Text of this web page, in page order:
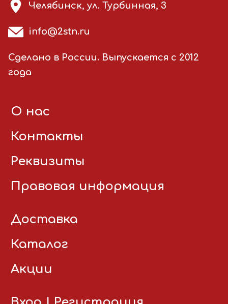
Челябинск, ул. Турбинная, 3
info@2stn.ru
Сделано в России. Выпускается с 2012
года
О нас
Контакты
Реквизиты
Правовая информация
Доставка
Каталог
Акции